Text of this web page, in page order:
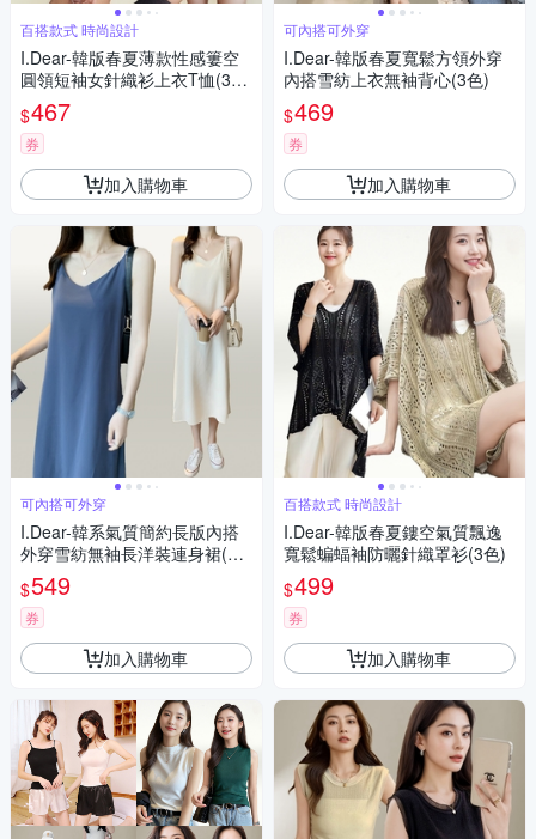
百搭款式 時尚設計
I.Dear-韓版春夏薄款性感簍空
圓領短袖女針織衫上衣T恤(3
色)
$467
券
加入購物車
可內搭可外穿
I.Dear-韓系氣質簡約長版內搭
外穿雪紡無袖長洋裝連身裙(2
色)
$549
券
加入購物車
可內搭可外穿
I.Dear-韓版春夏寬鬆方領外穿
內搭雪紡上衣無袖背心(3色)
$469
券
加入購物車
百搭款式 時尚設計
I.Dear-韓版春夏鏤空氣質飄逸
寬鬆蝙蝠袖防曬針織罩衫(3色)
$499
券
加入購物車